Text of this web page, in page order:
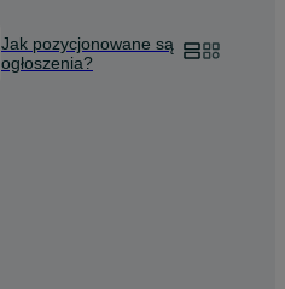
Jak pozycjonowane są
ogłoszenia?